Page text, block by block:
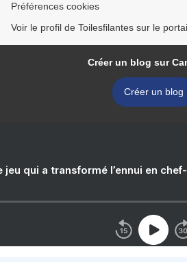
Préférences cookies
Voir le profil de Toilesfilantes sur le
Créer un blog sur
Créer un blog
jeu qui a transformé l’ennui en